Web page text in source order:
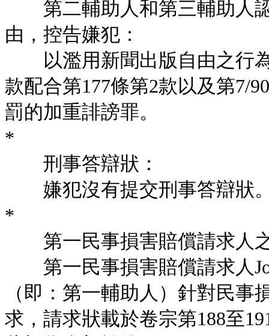
第二輔助人和第三輔助人認
由，控告嫌犯：
以濫用新聞出版自由之行為
款配合第177條第2款以及第7/
罰的加重誹謗罪。
*
刑事答辯狀：
嫌犯沒有提交刑事答辯狀
*
第一民事損害賠償請求人
第一民事損害賠償請求人
（即：第一輔助人）針對民
求，請求狀載於卷宗第188至